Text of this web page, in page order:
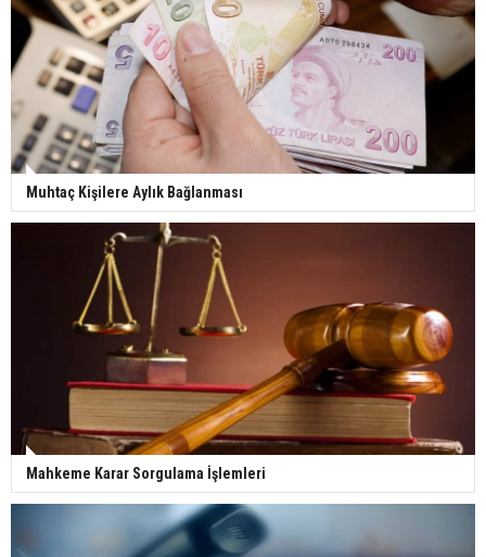
Muhtaç Kişilere Aylık Bağlanması
Mahkeme Karar Sorgulama İşlemleri